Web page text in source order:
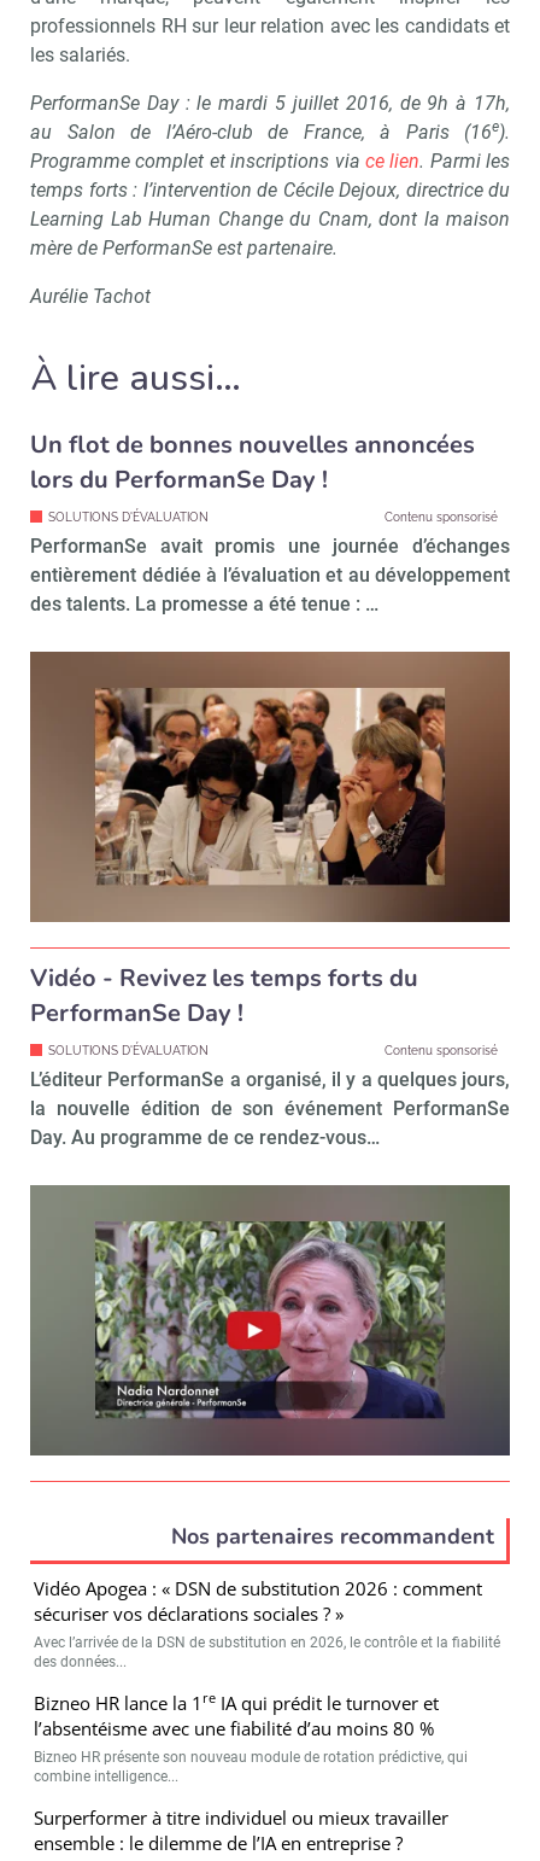
professionnels RH sur leur relation avec les candidats et
les salariés.
PerformanSe Day : le mardi 5 juillet 2016, de 9h à 17h,
au Salon de l’Aéro-club de France, à Paris (16e).
Programme complet et inscriptions via ce lien. Parmi les
temps forts : l’intervention de Cécile Dejoux, directrice du
Learning Lab Human Change du Cnam, dont la maison
mère de PerformanSe est partenaire.
Aurélie Tachot
À lire aussi…
Un flot de bonnes nouvelles annoncées
lors du PerformanSe Day !
SOLUTIONS D'ÉVALUATION Contenu sponsorisé
PerformanSe avait promis une journée d’échanges
entièrement dédiée à l’évaluation et au développement
des talents. La promesse a été tenue : …
Vidéo - Revivez les temps forts du
PerformanSe Day !
SOLUTIONS D'ÉVALUATION Contenu sponsorisé
L’éditeur PerformanSe a organisé, il y a quelques jours,
la nouvelle édition de son événement PerformanSe
Day. Au programme de ce rendez-vous…
Nos partenaires recommandent
Vidéo Apogea : « DSN de substitution 2026 : comment
sécuriser vos déclarations sociales ? »
Avec l’arrivée de la DSN de substitution en 2026, le contrôle et la fiabilité
des données...
Bizneo HR lance la 1 re IA qui prédit le turnover et
l’absentéisme avec une fiabilité d’au moins 80 %
Bizneo HR présente son nouveau module de rotation prédictive, qui
combine intelligence...
Surperformer à titre individuel ou mieux travailler
ensemble : le dilemme de l’IA en entreprise ?
Recevoir RH MatinAbonnez-
Non merci, je reçois déjà